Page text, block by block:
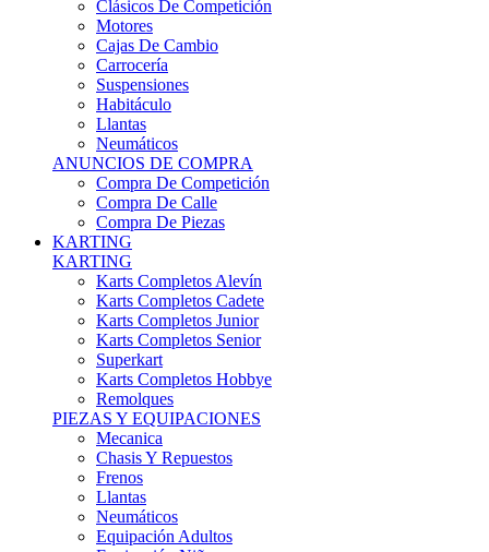
Clásicos De Competición
Motores
Cajas De Cambio
Carrocería
Suspensiones
Habitáculo
Llantas
Neumáticos
ANUNCIOS DE COMPRA
Compra De Competición
Compra De Calle
Compra De Piezas
KARTING
KARTING
Karts Completos Alevín
Karts Completos Cadete
Karts Completos Junior
Karts Completos Senior
Superkart
Karts Completos Hobbye
Remolques
PIEZAS Y EQUIPACIONES
Mecanica
Chasis Y Repuestos
Frenos
Llantas
Neumáticos
Equipación Adultos